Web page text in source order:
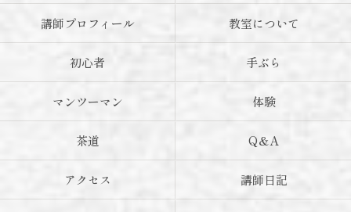
講師プロフィール 教室について
初心者 手ぶら
マンツーマン 体験
茶道 Q＆A
アクセス 講師日記